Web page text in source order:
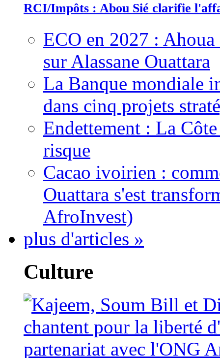
RCI/Impôts : Abou Sié clarifie
ECO en 2027 :
sur Alassane Ouattara
La Banque mondiale
dans cinq projets
Endettement : La
risque
Cacao ivoirien :
Ouattara s'est
AfroInvest)
plus d'articles »
Culture